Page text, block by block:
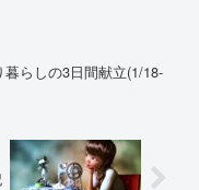
暮らしの3日間献立(1/18-